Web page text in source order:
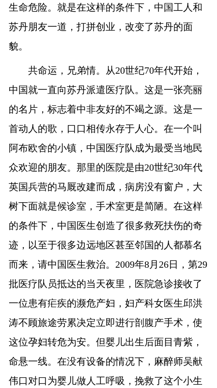
生命危险。就是在这样的条件下，中国工人和
苏丹朋友一道，打拼创业，改变了苏丹的面
貌。
共命运，兄弟情。从20世纪70年代开始，
中国就一直向苏丹派遣医疗队。这是一张亮丽
的名片，标志着中非友好的不竭之源。这是一
首动人的歌，口口相传永存于人心。在一个叫
阿布欧舍的小镇，中国医疗队成为最受当地民
众欢迎的朋友。那里的医院是由20世纪30年代
英国兵营的马厩改建而成，病房没有窗户，大
树下面就是候诊室，手术室更是简陋。在这样
的条件下，中国医生创造了很多救死扶伤的奇
迹，以至于很多边远地区甚至邻国的人都慕名
而来，请中国医生救治。 2009年8月 26日，第29
批医疗队员抵达的当天夜里，医院急诊接收了
一位患有疟疾的濒危产妇，妇产科女医生邱洪
涛不顾旅途劳累决定立即进行剖腹产手术，使
这位孕妇转危为安。但婴儿出生后面目青紫，
命悬一线。在没有设备的情况下，麻醉师吴献
伟口对口为婴儿做人工呼吸，挽救了这个小生